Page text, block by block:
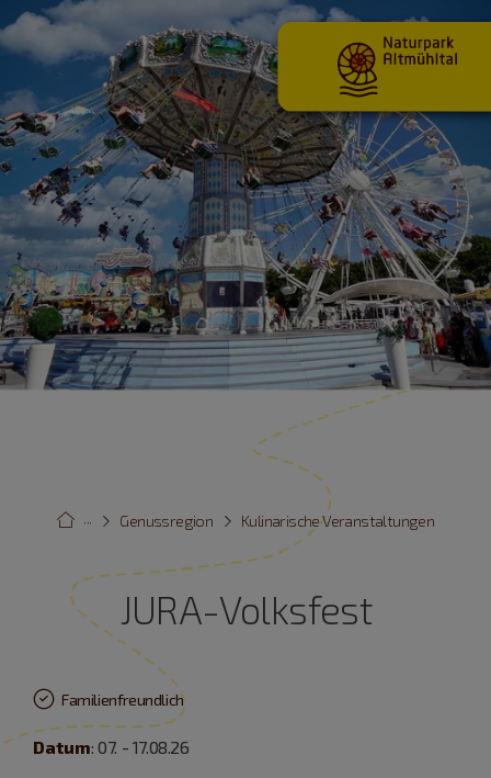
Kulinarische Veranstaltungen
Genussregion
···
JURA-Volksfest
Familienfreundlich
Datum: 07. - 17.08.26